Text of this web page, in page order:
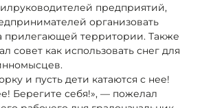
предприятий,
организовать
прилегающей территории. Также
совет как использовать снег для
и пусть дети катаются с нее!
Берегите себя!», — пожелал